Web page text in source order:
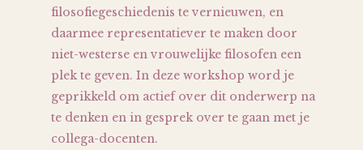
filosofiegeschiedenis te vernieuwen, en
daarmee representatiever te maken door
niet-westerse en vrouwelijke filosofen een
plek te geven. In deze workshop word je
geprikkeld om actief over dit onderwerp na
te denken en in gesprek over te gaan met je
collega-docenten.